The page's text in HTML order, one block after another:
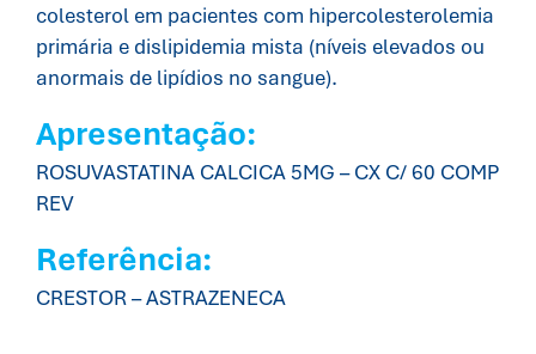
colesterol em pacientes com hipercolesterolemia
primária e dislipidemia mista (níveis elevados ou
anormais de lipídios no sangue).
Apresentação:
ROSUVASTATINA CALCICA 5MG – CX C/ 60 COMP
REV
Referência:
CRESTOR – ASTRAZENECA